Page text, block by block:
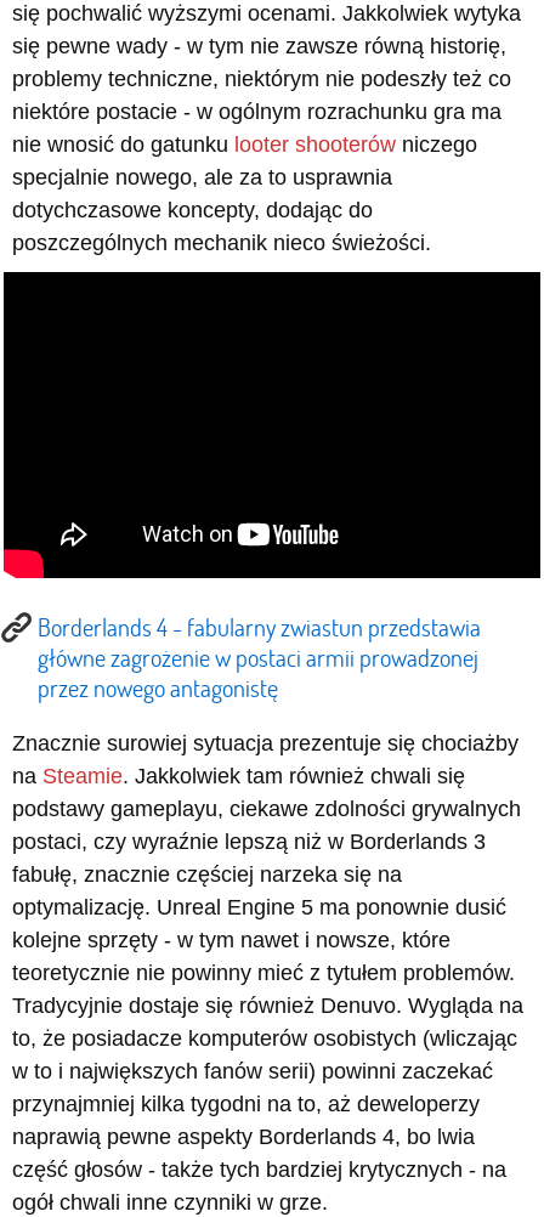
się pochwalić wyższymi ocenami. Jakkolwiek wytyka
się pewne wady - w tym nie zawsze równą historię,
problemy techniczne, niektórym nie podeszły też co
niektóre postacie - w ogólnym rozrachunku gra ma
nie wnosić do gatunku looter shooterów niczego
specjalnie nowego, ale za to usprawnia
dotychczasowe koncepty, dodając do
poszczególnych mechanik nieco świeżości.
Borderlands 4 - fabularny zwiastun przedstawia
główne zagrożenie w postaci armii prowadzonej
przez nowego antagonistę
Znacznie surowiej sytuacja prezentuje się chociażby
na Steamie. Jakkolwiek tam również chwali się
podstawy gameplayu, ciekawe zdolności grywalnych
postaci, czy wyraźnie lepszą niż w Borderlands 3
fabułę, znacznie częściej narzeka się na
optymalizację. Unreal Engine 5 ma ponownie dusić
kolejne sprzęty - w tym nawet i nowsze, które
teoretycznie nie powinny mieć z tytułem problemów.
Tradycyjnie dostaje się również Denuvo. Wygląda na
to, że posiadacze komputerów osobistych (wliczając
w to i największych fanów serii) powinni zaczekać
przynajmniej kilka tygodni na to, aż deweloperzy
naprawią pewne aspekty Borderlands 4, bo lwia
część głosów - także tych bardziej krytycznych - na
ogół chwali inne czynniki w grze.